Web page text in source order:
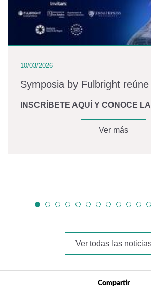
10/03/2026
Symposia by Fulbright
INSCRÍBETE AQUÍ Y CONOCE
Ver más
Ver todas las
Compartir